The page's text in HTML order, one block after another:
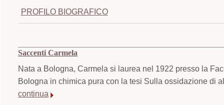
PROFILO BIOGRAFICO
Saccenti Carmela
Nata a Bologna, Carmela si laurea nel 1922 presso la
Bologna in chimica pura con la tesi Sulla ossidazione di
continua